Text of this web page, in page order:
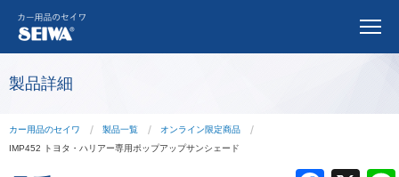
製品詳細
カー用品のセイワ 製品一覧
オンライン限定商品
IMP452 トヨタ・ハリアー専用ポップアップサンシェード